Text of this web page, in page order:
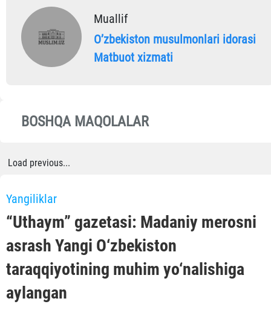
Muallif
Oʼzbekiston musulmonlari idorasi
Matbuot xizmati
BOSHQA MAQOLALAR
Load previous...
Yangiliklar
“Uthaym” gazetasi: Madaniy merosni
asrash Yangi O‘zbekiston
taraqqiyotining muhim yo‘nalishiga
aylangan